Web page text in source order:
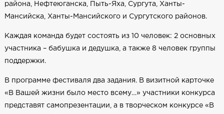
района, Нефтеюганска, Пыть-Яха, Сургута, Ханты-
Мансийска, Ханты-Мансийского и Сургутского районов.
Каждая команда будет состоять из 10 человек: 2 основных
участника – бабушка и дедушка, а также 8 человек группы
поддержки.
В программе фестиваля два задания. В визитной карточке
«В Вашей жизни было место всему…» участники конкурса
представят самопрезентации, а в творческом конкурсе «В